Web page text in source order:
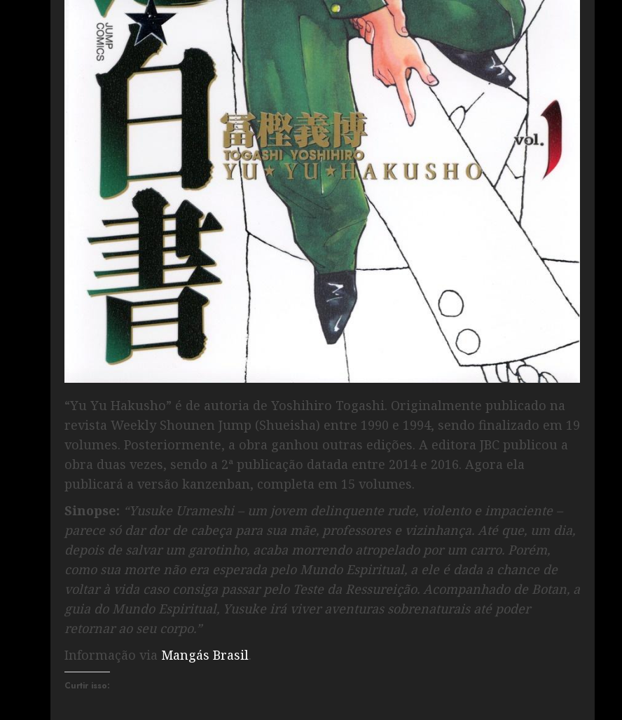
“Yu Yu Hakusho” é de autoria de Yoshihiro Togashi. Originalmente publicado na
revista Weekly Shounen Jump (Shueisha) entre 1990 e 1994, sendo finalizado em 19
volumes. Posteriormente, a obra ganhou outras edições. A editora JBC publicou a
obra duas vezes, sendo a 2ª publicação datada entre 2014 e 2016. Agora ela
publicará a versão kanzenban, completa em 15 volumes.
Sinopse: “Yusuke Urameshi – um jovem delinquente rude, violento e impaciente –
parece só dar dor de cabeça para sua mãe, professores e vizinhança. Até que, um dia,
depois de salvar um garotinho, acaba morrendo atropelado por um carro. Porém,
como sua morte não era esperada pelo Mundo Espiritual, a ele é dada a chance de
voltar à vida caso consiga passar pelo Teste da Ressureição. Acompanhado de Botan, a
guia do Mundo Espiritual, Yusuke irá viver aventuras sobrenaturais até poder
retornar ao seu corpo.”
Informação via Mangás Brasil.
Curtir isso: